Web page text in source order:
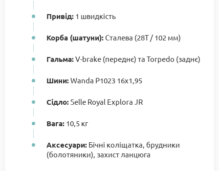
Привід: 1 швидкість
Корба (шатуни): Сталева (28T / 102 мм)
Гальма:V-brake (переднє) та Torpedo (заднє)
Шини:Wanda P1023 16x1,95
Сідло:Selle Royal Explora JR
Вага: 10,5 кг
Аксесуари: Бічні коліщатка, брудники
(болотяники), захист ланцюга